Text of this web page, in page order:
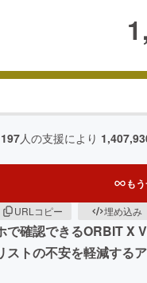
197人の支援により
も
URLコピー 埋め込み
確認できるORBIT
トの不安を軽減するア